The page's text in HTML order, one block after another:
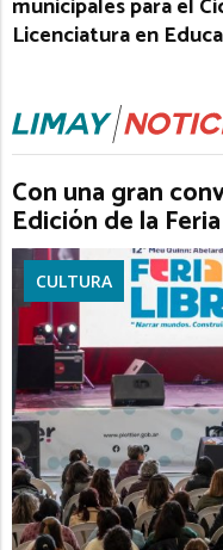
Licenciatura en
Con una gran
Edición de la
CULTURA